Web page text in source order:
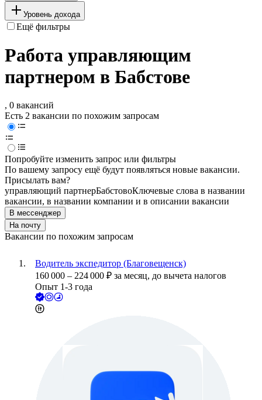
Уровень дохода
Ещё фильтры
Работа управляющим
партнером в Бабстове
, 0 вакансий
Есть 2 вакансии по похожим запросам
Попробуйте изменить запрос или фильтры
По вашему запросу ещё будут появляться новые вакансии.
Присылать вам?
управляющий партнерБабстовоКлючевые слова в названии
вакансии, в названии компании и в описании вакансии
В мессенджер
На почту
Вакансии по похожим запросам
Водитель экспедитор (Благовещенск)
160 000 – 224 000 ₽ за месяц, до вычета налогов
Опыт 1-3 года